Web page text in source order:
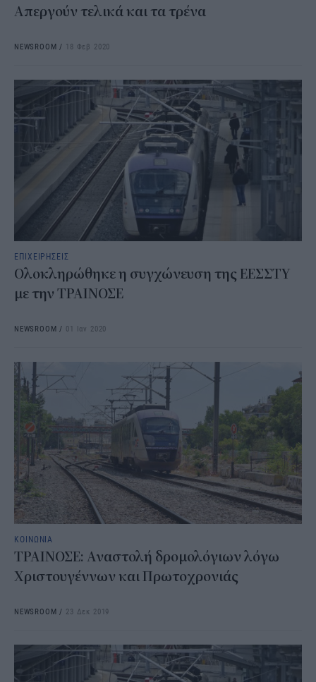
Απεργούν τελικά και τα τρένα
NEWSROOM / 18 Φεβ 2020
ΕΠΙΧΕΙΡΗΣΕΙΣ
Ολοκληρώθηκε η συγχώνευση της ΕΕΣΣΤΥ
με την ΤΡΑΙΝΟΣΕ
NEWSROOM / 01 Ιαν 2020
ΚΟΙΝΩΝΙΑ
ΤΡΑΙΝΟΣΕ: Αναστολή δρομολόγιων λόγω
Χριστουγέννων και Πρωτοχρονιάς
NEWSROOM / 23 Δεκ 2019